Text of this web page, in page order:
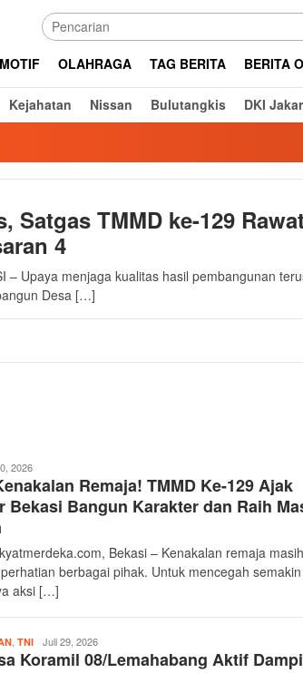
OLAHRAGA TAG BERITA BERITA
Kejahatan Nissan Bulutangkis DKI
Satgas TMMD ke-129
4
– Upaya menjaga kualitas hasil pembangunan
Desa […]
2026
Remaja! TMMD Ke-129 Ajak
Bekasi Bangun Karakter dan Raih
Bekasi – Kenakalan remaja masih
berbagai pihak. Untuk mencegah semakin
aksi […]
TNI Merdeka17
Juli 29, 2026
Koramil 08/Lemahabang Aktif